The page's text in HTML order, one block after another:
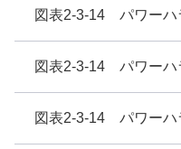
図表2-3-14 パワーハ
図表2-3-14 パワーハ
図表2-3-14 パワーハ